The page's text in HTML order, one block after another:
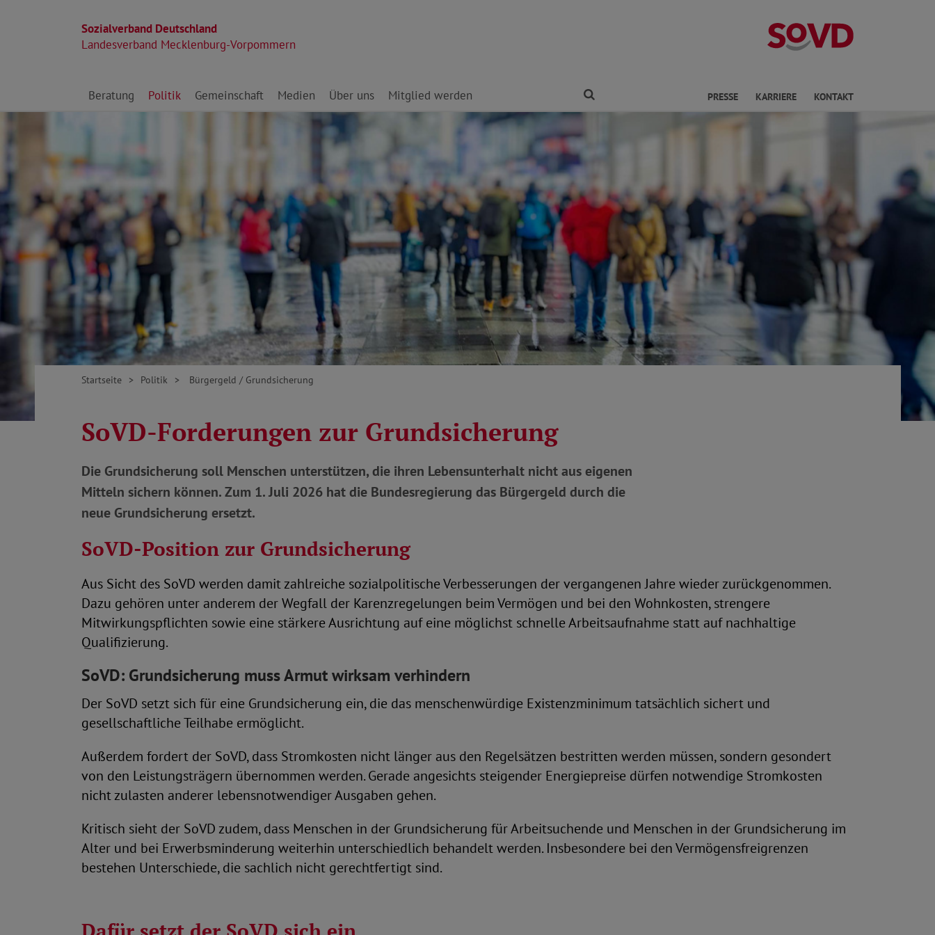
Sozialverband Deutschland
Landesverband Mecklenburg-Vorpommern
Landesverband
Direkt zu den Inhalten springen
Beratung Politik Gemeinschaft Medien Über uns Mitglied werden PRESSE KARRIERE KONTAKT
Startseite Politik Bürgergeld / Grundsicherung
SoVD-Forderungen zur Grundsicherung
Die Grundsicherung soll Menschen unterstützen, die ihren Lebensunterhalt nicht aus eigenen
Mitteln sichern können. Zum 1. Juli 2026 hat die Bundesregierung das Bürgergeld durch die
neue Grundsicherung ersetzt.
SoVD-Position zur Grundsicherung
Aus Sicht des SoVD werden damit zahlreiche sozialpolitische Verbesserungen der vergangenen Jahre wieder zurückgenommen.
Dazu gehören unter anderem der Wegfall der Karenzregelungen beim Vermögen und bei den Wohnkosten, strengere
Mitwirkungspflichten sowie eine stärkere Ausrichtung auf eine möglichst schnelle Arbeitsaufnahme statt auf nachhaltige
Qualifizierung.
SoVD: Grundsicherung muss Armut wirksam verhindern
Der SoVD setzt sich für eine Grundsicherung ein, die das menschenwürdige Existenzminimum tatsächlich sichert und
gesellschaftliche Teilhabe ermöglicht.
Außerdem fordert der SoVD, dass Stromkosten nicht länger aus den Regelsätzen bestritten werden müssen, sondern gesondert
von den Leistungsträgern übernommen werden. Gerade angesichts steigender Energiepreise dürfen notwendige Stromkosten
nicht zulasten anderer lebensnotwendiger Ausgaben gehen.
Kritisch sieht der SoVD zudem, dass Menschen in der Grundsicherung für Arbeitsuchende und Menschen in der Grundsicherung im
Alter und bei Erwerbsminderung weiterhin unterschiedlich behandelt werden. Insbesondere bei den Vermögensfreigrenzen
bestehen Unterschiede, die sachlich nicht gerechtfertigt sind.